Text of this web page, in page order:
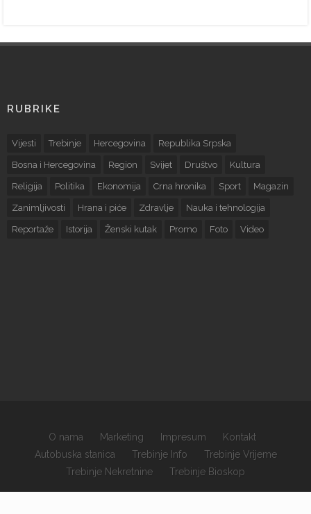
×
RUBRIKE
Vijesti Trebinje Hercegovina Republika Srpska
Bosna i Hercegovina Region Svijet Društvo Kultura
Religija Politika Ekonomija Crna hronika Sport Magazin
Zanimljivosti Hrana i piće Zdravlje Nauka i tehnologija
Reportaže Istorija Ženski kutak Promo Foto Video
O nama Marketing Impresum
Kontakt
Autobuska stanica
Trebinje Info
Trebinje Vrijeme
Trebinje Nekretnine
Trebinje Bioskop